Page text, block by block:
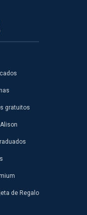
gratuitos
de Regalo